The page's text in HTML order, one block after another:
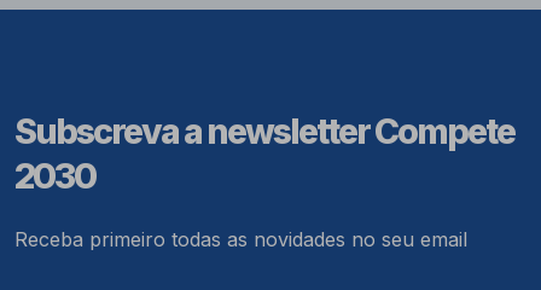
Subscreva a newsletter Compete
2030
Receba primeiro todas as novidades no seu email